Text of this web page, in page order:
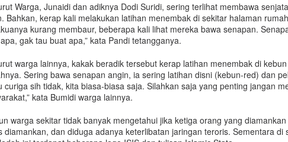
i
s
A
s
l
J
a
m
l
a
n
Warga, Junaidi dan adiknya Dodi Suridi, sering terlihat membawa
Bahkan, kerap kali melakukan latihan menembak di sekitar halaman
kurang membaur, beberapa kali lihat mereka bawa senapan.
gak tau buat apa,” kata Pandi tetangganya.
warga lainnya, kakak beradik tersebut kerap latihan menembak di
Sering bawa senapan angin, ia sering latihan disni (kebun-red) dan
curiga sih tidak, kita biasa-biasa saja. Silahkan saja yang penting jangan
kata Bumidi warga lainnya.
warga sekitar tidak banyak mengetahui jika ketiga orang yang
diamankan, dan diduga adanya keterlibatan jaringan teroris. Sementara di